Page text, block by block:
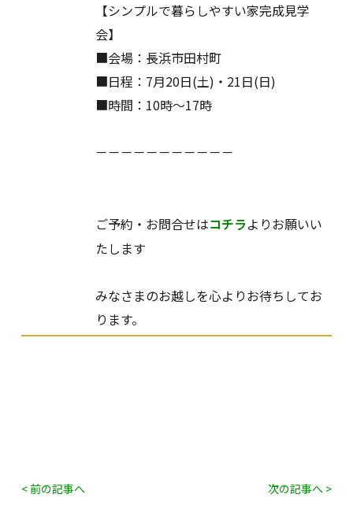
【シンプルで暮らしやすい家完成見学
会】
■会場：長浜市田村町
■日程：7月20日(土)・21日(日)
■時間：10時～17時
－－－－－－－－－－－
ご予約・お問合せはコチラよりお願いい
たします
みなさまのお越しを心よりお待ちしてお
ります。
< 前の記事へ 次の記事へ >